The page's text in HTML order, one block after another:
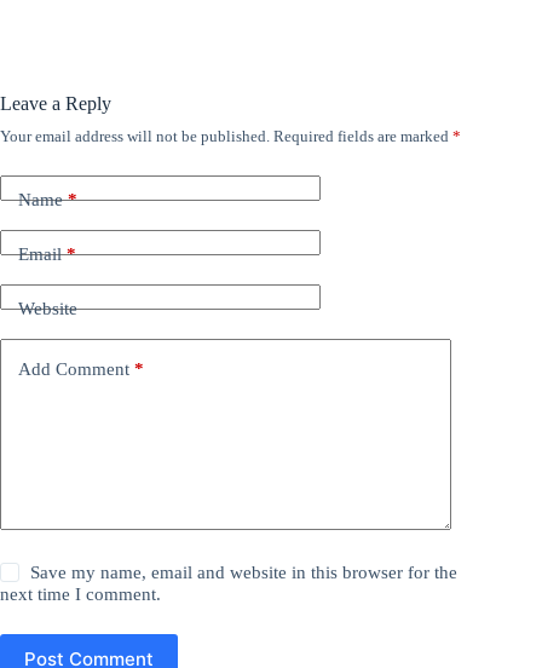
Leave a Reply
Your email address will not be published. Required fields are marked *
Name*
Email*
Website
Add Comment *
Save my name, email and website in this browser for the
next time I comment.
Post Comment